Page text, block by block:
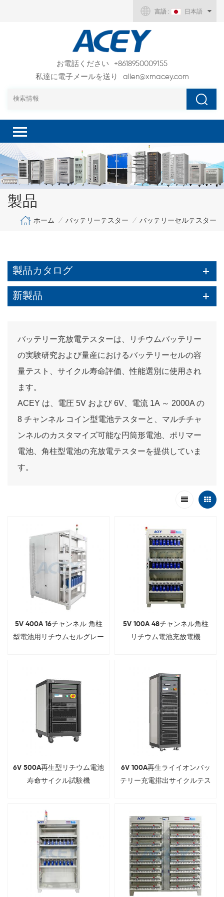
言語 : 日本語
お電話ください
+8618950009155
私達に電子メールを送り
allen@xmacey.com
製品
ホーム / バッテリーテスター / バッテリーセルテスター
製品カタログ
新製品
バッテリー充放電テスターは、リチウムバッテリー
の実験研究および量産におけるバッテリーセルの容
量テスト、サイクル寿命評価、性能選別に使用され
ます。
ACEY は、電圧 5V および 6V、電流 1A ～ 2000A の
8 チャンネル コイン型電池テスターと、マルチチャ
ンネルのカスタマイズ可能な円筒形電池、ポリマー
電池、角柱型電池の充放電テスターを提供していま
す。
5V 400A 16チャンネル 角柱
型電池用リチウムセルグレー
5V 100A 48チャンネル角柱
リチウム電池充放電機
6V 500A再生型リチウム電池
寿命サイクル試験機
6V 100A再生ライイオンバッ
テリー充電排出サイクルテス